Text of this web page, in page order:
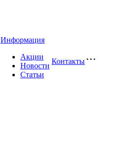
Информация
Акции
Новости
Статьи
Контакты